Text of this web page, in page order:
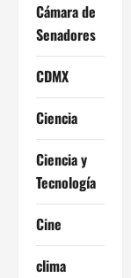
Cámara de
Senadores
CDMX
Ciencia
Ciencia y
Tecnología
Cine
clima